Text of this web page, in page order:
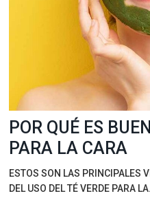
POR QUÉ ES
PARA LA CARA
ESTOS SON LAS PRINCIPALES
DEL USO DEL TÉ VERDE PARA